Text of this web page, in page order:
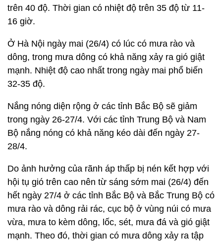
trên 40 độ. Thời gian có nhiệt độ trên 35 độ từ 11-
16 giờ.
Ở Hà Nội ngày mai (26/4) có lúc có mưa rào và
dông, trong mưa dông có khả năng xảy ra gió giật
mạnh. Nhiệt độ cao nhất trong ngày mai phổ biến
32-35 độ.
Nắng nóng diện rộng ở các tỉnh Bắc Bộ sẽ giảm
trong ngày 26-27/4. Với các tỉnh Trung Bộ và Nam
Bộ nắng nóng có khả năng kéo dài đến ngày 27-
28/4.
Do ảnh hưởng của rãnh áp thấp bị nén kết hợp với
hội tụ gió trên cao nên từ sáng sớm mai (26/4) đến
hết ngày 27/4 ở các tỉnh Bắc Bộ và Bắc Trung Bộ có
mưa rào và dông rải rác, cục bộ ở vùng núi có mưa
vừa, mưa to kèm dông, lốc, sét, mưa đá và gió giật
mạnh. Theo đó, thời gian có mưa dông xảy ra tập